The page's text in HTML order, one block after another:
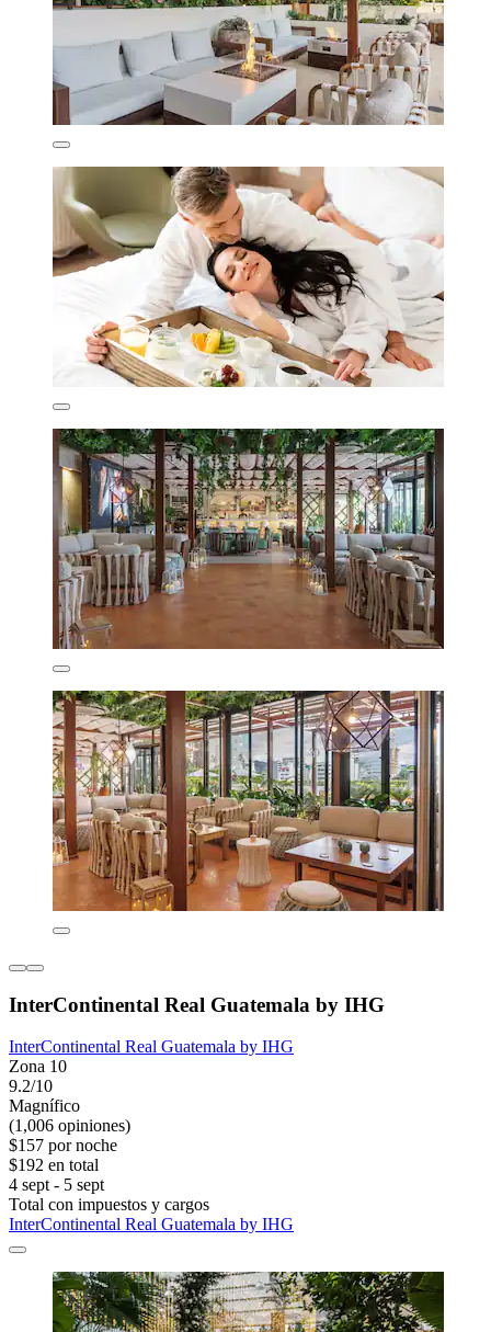
InterContinental Real Guatemala by IHG
InterContinental Real Guatemala by IHG
Zona 10
9.2/10
Magnífico
(1,006 opiniones)
$157 por noche
$192 en total
4 sept - 5 sept
Total con impuestos y cargos
InterContinental Real Guatemala by IHG